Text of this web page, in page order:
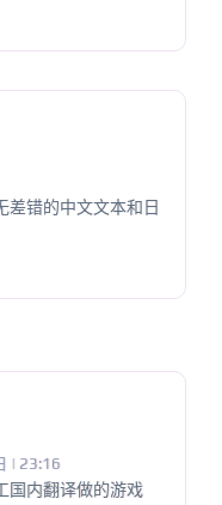
差错的中文文本和日
| 23:16
国内翻译做的游戏